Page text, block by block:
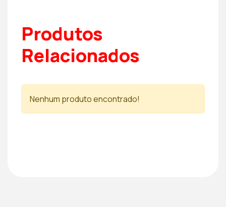
Produtos
Relacionados
Nenhum produto encontrado!